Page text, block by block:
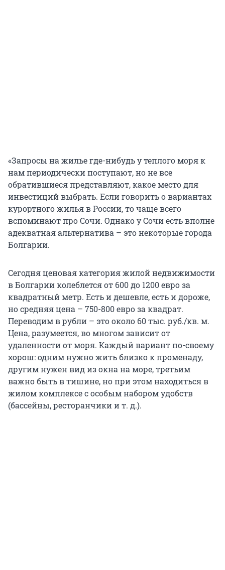
«Запросы на жилье где-нибудь у теплого моря к
нам периодически поступают, но не все
обратившиеся представляют, какое место для
инвестиций выбрать. Если говорить о вариантах
курортного жилья в России, то чаще всего
вспоминают про Сочи. Однако у Сочи есть вполне
адекватная альтернатива – это некоторые города
Болгарии.
Сегодня ценовая категория жилой недвижимости
в Болгарии колеблется от 600 до 1200 евро за
квадратный метр. Есть и дешевле, есть и дороже,
но средняя цена – 750-800 евро за квадрат.
Переводим в рубли – это около 60 тыс. руб./кв. м.
Цена, разумеется, во многом зависит от
удаленности от моря. Каждый вариант по-своему
хорош: одним нужно жить близко к променаду,
другим нужен вид из окна на море, третьим
важно быть в тишине, но при этом находиться в
жилом комплексе с особым набором удобств
(бассейны, ресторанчики и т. д.).